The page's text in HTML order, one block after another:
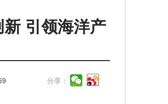
引领海洋产
分享：